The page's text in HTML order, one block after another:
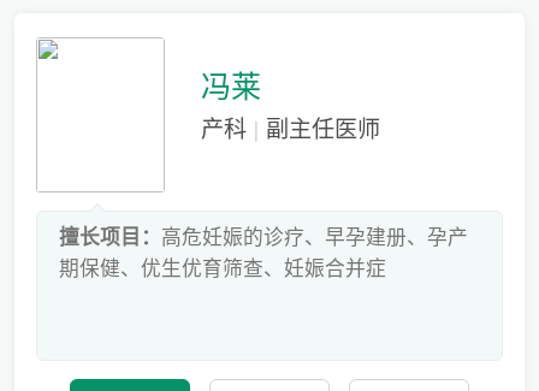
冯莱
产科 | 副主任医师
擅长项目： 高危妊娠的诊疗、早孕建册、孕产
期保健、优生优育筛查、妊娠合并症